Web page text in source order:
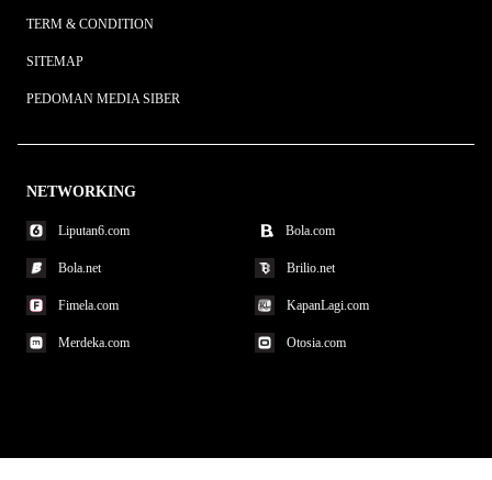
TERM & CONDITION
SITEMAP
PEDOMAN MEDIA SIBER
NETWORKING
Liputan6.com Bola.com
Bola.net Brilio.net
Fimela.com KapanLagi.com
Merdeka.com Otosia.com